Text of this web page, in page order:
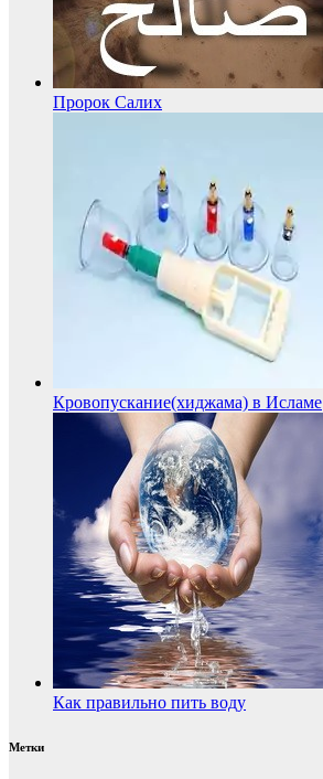
Пророк Салих
Кровопускание(хиджама) в Исламе
Как правильно пить воду
Метки